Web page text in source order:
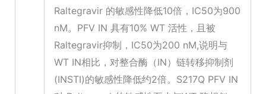
Raltegravir 的敏感性降低10倍，IC50为900
nM。PFV IN 具有10% WT 活性，且被
Raltegravir抑制，IC50为200 nM,说明与
WT IN相比，对整合酶（IN）链转移抑制剂
(INSTI)的敏感性降低约2倍。S217Q PFV IN